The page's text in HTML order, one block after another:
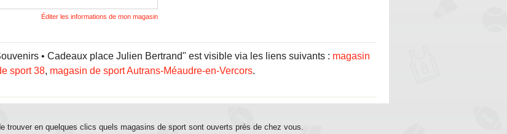
Éditer les informations de mon magasin
• Cadeaux place Julien Bertrand" est visible via les liens suivants : magasin
sport 38, magasin de sport Autrans-Méaudre-en-Vercors.
trouver en quelques clics quels magasins de sport sont ouverts près de chez vous.